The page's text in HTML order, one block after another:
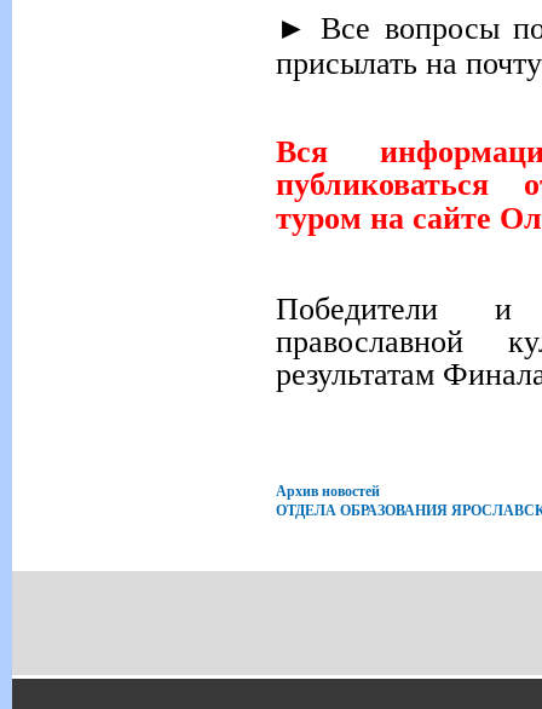
► Все вопросы
присылать на
Вся
публиковаться
туром на сайте
Победители
православной
результатам
Архив новостей
ОТДЕЛА ОБРАЗОВАНИЯ